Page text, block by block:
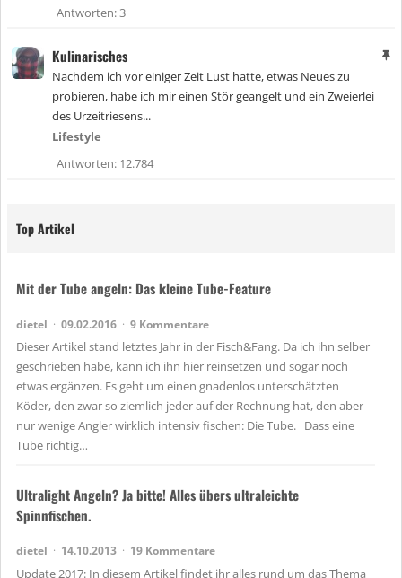
Antworten 3
A
Kulinarisches
Nachdem ich vor einiger Zeit Lust hatte, etwas Neues zu
probieren, habe ich mir einen Stör geangelt und ein Zweierlei
des Urzeitriesens...
Lifestyle
Antworten 12.784
Top Artikel
Mit der Tube angeln: Das kleine Tube-Feature
dietel 09.02.2016 9 Kommentare
Dieser Artikel stand letztes Jahr in der Fisch&Fang. Da ich ihn selber
geschrieben habe, kann ich ihn hier reinsetzen und sogar noch
etwas ergänzen. Es geht um einen gnadenlos unterschätzten
Köder, den zwar so ziemlich jeder auf der Rechnung hat, den aber
nur wenige Angler wirklich intensiv fischen: Die Tube. Dass eine
Tube richtig…
Ultralight Angeln? Ja bitte! Alles übers ultraleichte
Spinnfischen.
dietel 14.10.2013 19 Kommentare
Update 2017: In diesem Artikel findet ihr alles rund um das Thema